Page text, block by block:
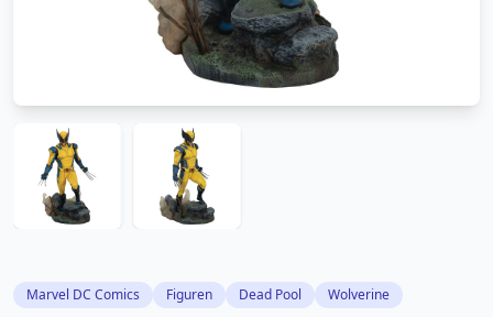
Marvel DC Comics Figuren Dead Pool Wolverine